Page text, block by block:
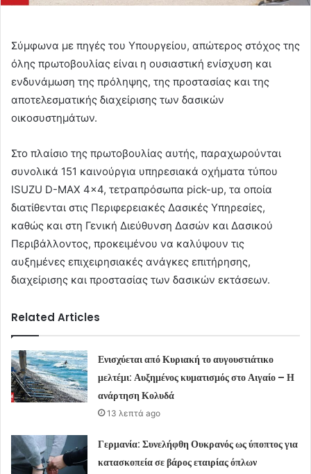
Σύμφωνα με πηγές του Υπουργείου, απώτερος στόχος της
όλης πρωτοβουλίας είναι η ουσιαστική ενίσχυση και
ενδυνάμωση της πρόληψης, της προστασίας και της
αποτελεσματικής διαχείρισης των δασικών
οικοσυστημάτων.
Στο πλαίσιο της πρωτοβουλίας αυτής, παραχωρούνται
συνολικά 151 καινούργια υπηρεσιακά οχήματα τύπου
ISUZU D-MAX 4×4, τετραπρόσωπα pick-up, τα οποία
διατίθενται στις Περιφερειακές Δασικές Υπηρεσίες,
καθώς και στη Γενική Διεύθυνση Δασών και Δασικού
Περιβάλλοντος, προκειμένου να καλύψουν τις
αυξημένες επιχειρησιακές ανάγκες επιτήρησης,
διαχείρισης και προστασίας των δασικών εκτάσεων.
Related Articles
Ενισχύεται από Κυριακή το αυγουστιάτικο
μελτέμι: Αυξημένος κυματισμός στο Αιγαίο – Η
ανάρτηση Κολυδά
13 λεπτά ago
Γερμανία: Συνελήφθη Ουκρανός ως ύποπτος για
κατασκοπεία σε βάρος εταιρίας όπλων